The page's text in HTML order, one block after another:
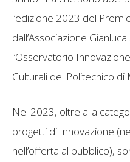
l’edizione 2023 del
dall’Associazione
l’Osservatorio
Culturali del Politecnico di
Nel 2023, oltre alla
progetti di Innovazione
nell’offerta al pubblico),